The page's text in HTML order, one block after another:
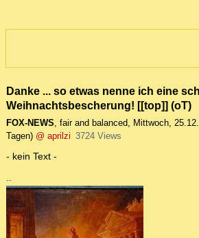
Danke ... so etwas nenne ich eine
Weihnachtsbescherung! [[top]] (oT)
FOX-NEWS fair and balanced Mittwoch,
Tagen) @ aprilzi 3724 Views
- kein Text -
--